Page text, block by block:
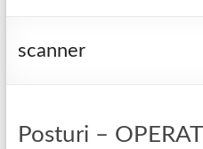
scanner
Posturi –